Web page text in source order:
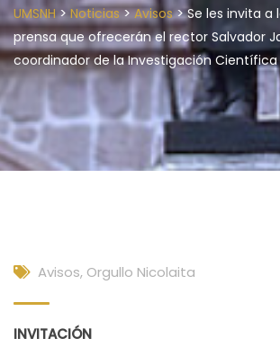
UMSNH> Noticias>Avisos>Se les invita
prensa que ofrecerán el rector Salvador
coordinador de la Investigación Científica
Avisos, Orgullo Nicolaita
INVITACIÓN